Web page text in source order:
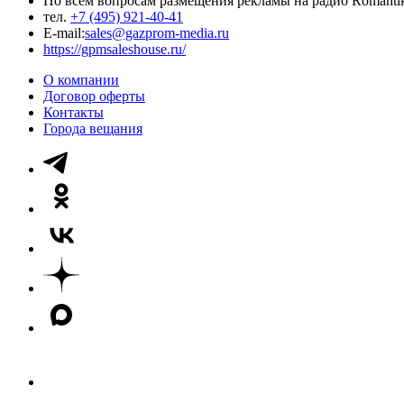
тел. +7 (495) 921-40-41
E-mail:sales@gazprom-media.ru
https://gpmsaleshouse.ru/
О компании
Договор оферты
Контакты
Города вещания